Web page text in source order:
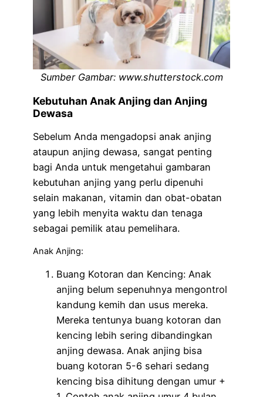
Sumber Gambar: www.shutterstock.com
Kebutuhan Anak Anjing dan Anjing
Dewasa
Sebelum Anda mengadopsi anak anjing
ataupun anjing dewasa, sangat penting
bagi Anda untuk mengetahui gambaran
kebutuhan anjing yang perlu dipenuhi
selain makanan, vitamin dan obat-obatan
yang lebih menyita waktu dan tenaga
sebagai pemilik atau pemelihara.
Anak Anjing:
Buang Kotoran dan Kencing: Anak
anjing belum sepenuhnya mengontrol
kandung kemih dan usus mereka.
Mereka tentunya buang kotoran dan
kencing lebih sering dibandingkan
anjing dewasa. Anak anjing bisa
buang kotoran 5-6 sehari sedang
kencing bisa dihitung dengan umur +